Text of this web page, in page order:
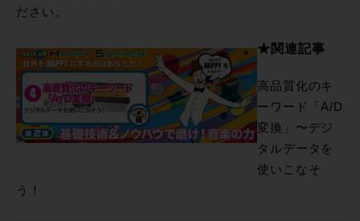
ださい。
★関連記事
高品質化のキ
ーワード「A/D
変換」〜デジ
タルデータを
使いこなそ
う！